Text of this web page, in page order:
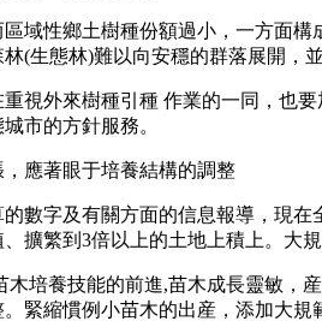
域性鄉土樹種份額過小，一方面
(生態林)難以向安穩的群落展開，
視外來樹種引種 作業的一同，也
市的方針服務。
應著眼于培養結構的調整
數字及有關方面的信息報導，現
擴繁到3倍以上的土地上積上。大
木培養技能的前進,苗木成長靈敏，
緊縮慣例小苗木的出産，添加大